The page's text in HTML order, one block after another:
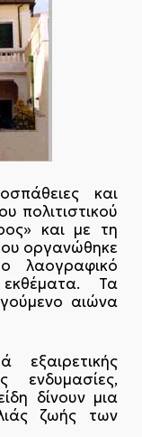
και
πολιτιστικού
και με τη
οργανώθηκε
λαογραφικό
Τα
αιώνα
εξαιρετικής
ενδυμασίες,
δίνουν μια
ζωής των